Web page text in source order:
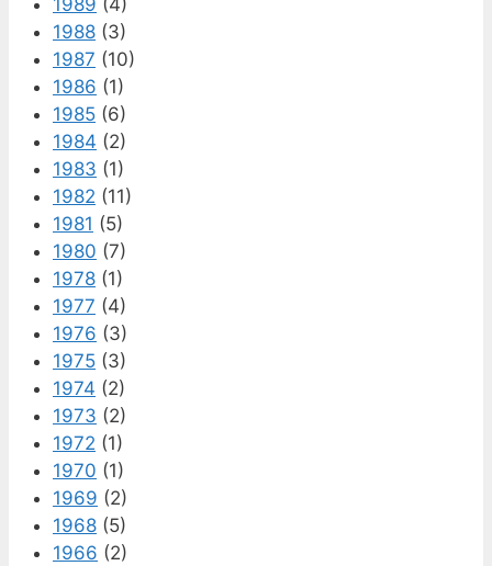
1989 (4)
1988 (3)
1987 (10)
1986 (1)
1985 (6)
1984 (2)
1983 (1)
1982 (11)
1981 (5)
1980 (7)
1978 (1)
1977 (4)
1976 (3)
1975 (3)
1974 (2)
1973 (2)
1972 (1)
1970 (1)
1969 (2)
1968 (5)
1966 (2)